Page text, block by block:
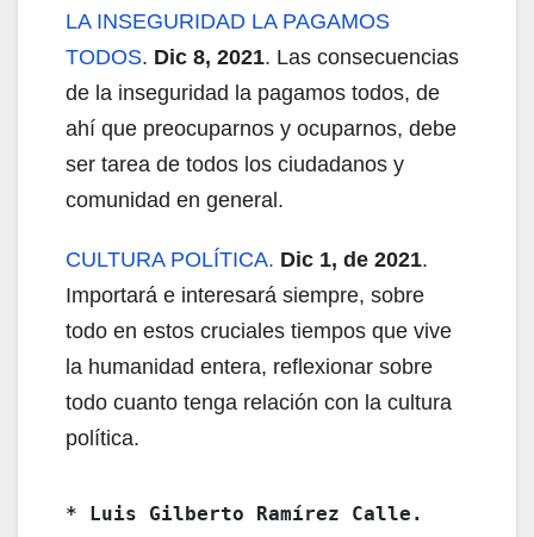
LA INSEGURIDAD LA PAGAMOS
TODOS. Dic 8, 2021. Las consecuencias
de la inseguridad la pagamos todos, de
ahí que preocuparnos y ocuparnos, debe
ser tarea de todos los ciudadanos y
comunidad en general.
CULTURA POLÍTICA. Dic 1, de 2021.
Importará e interesará siempre, sobre
todo en estos cruciales tiempos que vive
la humanidad entera, reflexionar sobre
todo cuanto tenga relación con la cultura
política.
* Luis Gilberto Ramírez Calle